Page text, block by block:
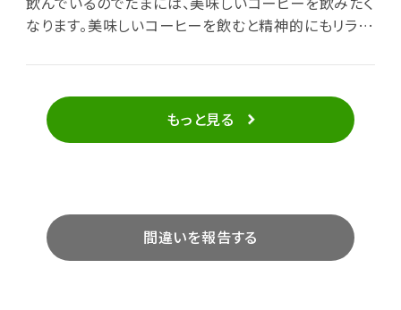
なります。美味しいコーヒーを飲むと精神的にもリラッ
もっと見る
間違いを報告する